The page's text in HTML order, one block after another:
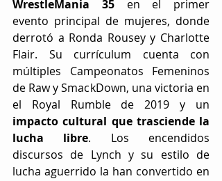
WrestleMania 35 en el primer
evento principal de mujeres, donde
derrotó a Ronda Rousey y Charlotte
Flair. Su currículum cuenta con
múltiples Campeonatos Femeninos
de Raw y SmackDown, una victoria en
el Royal Rumble de 2019 y un
impacto cultural que trasciende la
lucha libre. Los encendidos
discursos de Lynch y su estilo de
lucha aguerrido la han convertido en